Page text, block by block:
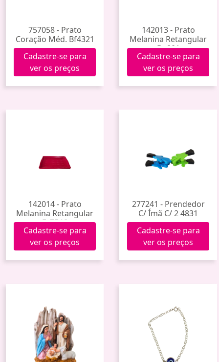
757058 - Prato
Coração Méd. Bf4321
Cadastre-se para
ver os preços
142013 - Prato
Melanina Retangular
Dc801
Cadastre-se para
ver os preços
142014 - Prato
Melanina Retangular
Fx7546
Cadastre-se para
ver os preços
277241 - Prendedor
C/ Ímã C/ 2 4831
Cadastre-se para
ver os preços